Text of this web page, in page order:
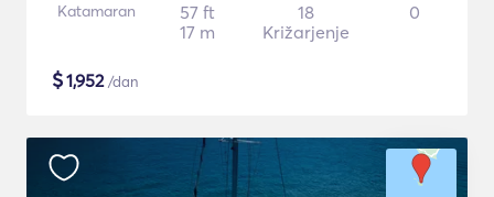
Katamaran
57 ft
17 m
18
Križarjenje
0
$1,952/dan